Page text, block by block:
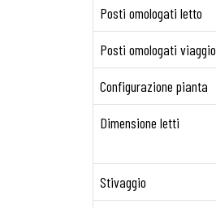
Posti omologati letto
Posti omologati viaggio
Configurazione pianta
Dimensione letti
Stivaggio